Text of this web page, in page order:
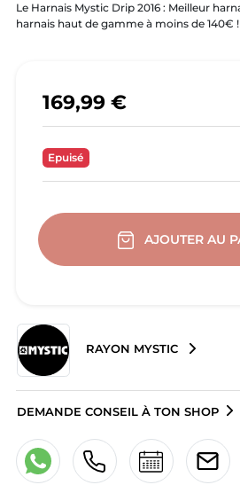
Le Harnais Mystic Drip 2016 : Meilleur
harnais haut de gamme à moins de 140€ !
169,99 €
Epuisé
AJOUTER AU
RAYON MYSTIC
DEMANDE CONSEIL À TON SHOP